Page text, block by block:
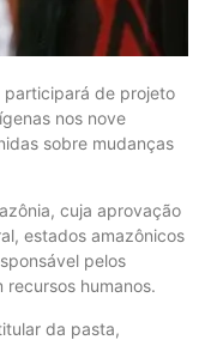
participará de projeto
nos nove
sobre mudanças
cuja aprovação
estados amazônicos
pelos
humanos.
da pasta,